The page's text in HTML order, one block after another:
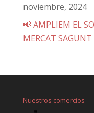
noviembre, 2024
📢 AMPLIEM EL
MERCAT
Nuestros comercios